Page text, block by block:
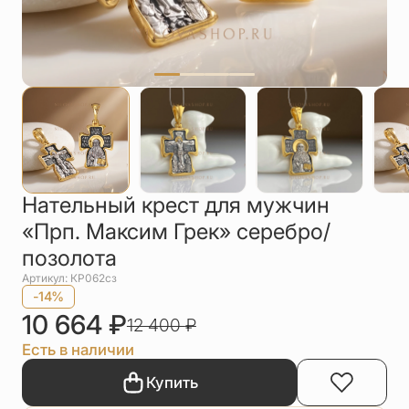
Упаковка
Цепи
Шнурки на
шею
Другое
Нательный крест для мужчин
«Прп. Максим Грек» серебро/
позолота
Артикул: КР062сз
-14%
10 664 ₽12 400₽
Есть в наличии
Купить